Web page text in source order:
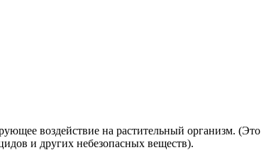
воздействие на растительный организм. (Это
и других небезопасных веществ).